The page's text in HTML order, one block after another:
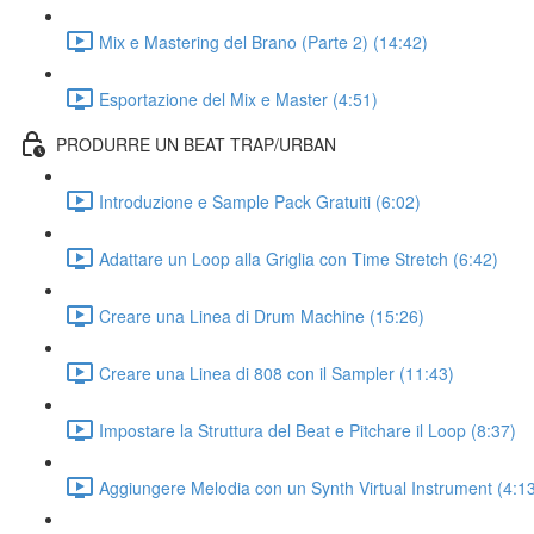
Mix e Mastering del Brano (Parte 2) (14:42)
Esportazione del Mix e Master (4:51)
PRODURRE UN BEAT TRAP/URBAN
Introduzione e Sample Pack Gratuiti (6:02)
Adattare un Loop alla Griglia con Time Stretch (6:42)
Creare una Linea di Drum Machine (15:26)
Creare una Linea di 808 con il Sampler (11:43)
Impostare la Struttura del Beat e Pitchare il Loop (8:37)
Aggiungere Melodia con un Synth Virtual Instrument